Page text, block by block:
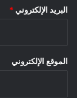
البريد الإلكتروني *
الموقع الإلكتروني